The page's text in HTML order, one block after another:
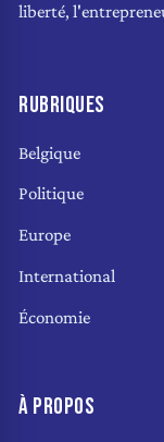
liberté,
RUBRIQUES
Belgique
Politique
Europe
International
Économie
À PROPOS